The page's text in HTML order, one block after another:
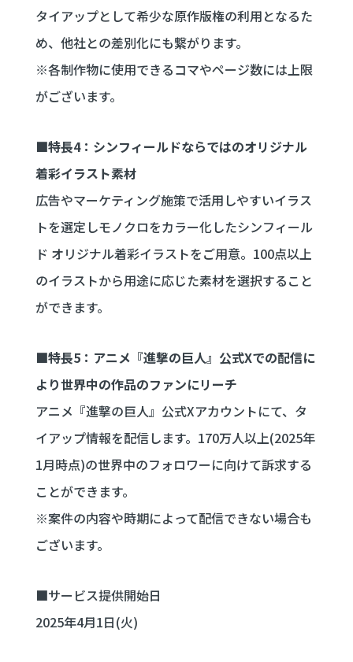
タイアップとして希少な原作版権の利用となるた
め、他社との差別化にも繋がります。
※各制作物に使用できるコマやページ数には上限
がございます。
■特長4：シンフィールドならではのオリジナル
着彩イラスト素材
広告やマーケティング施策で活用しやすいイラス
トを選定しモノクロをカラー化したシンフィール
ド オリジナル着彩イラストをご用意。100点以上
のイラストから用途に応じた素材を選択すること
ができます。
■特長5：アニメ『進撃の巨人』公式Xでの配信に
より世界中の作品のファンにリーチ
アニメ『進撃の巨人』公式Xアカウントにて、タ
イアップ情報を配信します。170万人以上(2025年
1月時点)の世界中のフォロワーに向けて訴求する
ことができます。
※案件の内容や時期によって配信できない場合も
ございます。
■サービス提供開始日
2025年4月1日(火)